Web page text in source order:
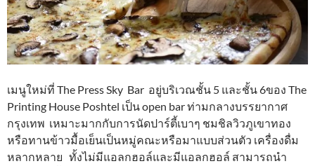
เมนูใหม่ที่ The Press Sky Bar อยู่บริเวณชั้น 5 และชั้น 6ของ The
Printing House Poshtel เป็น open bar ท่ามกลางบรรยากาศ
กรุงเทพ เหมาะมากกับการนัดปาร์ตี้เบาๆ ชมชิลวิวภูเขาทอง
หรือทานข้าวมื้อเย็นเป็นหมู่คณะหรือมาแบบส่วนตัว เครื่องดื่ม
หลากหลาย ทั้งไม่มีแอลกฮอล์และมีแอลกฮอล์ สามารถนำ